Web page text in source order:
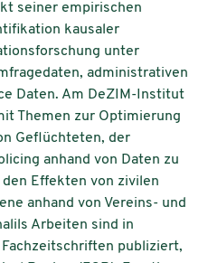
seiner empirischen
kausaler
unter
administrativen
Daten. Am DeZIM-Institut
Themen zur Optimierung
Geflüchteten, der
anhand von Daten zu
Effekten von zivilen
anhand von Vereins- und
Arbeiten sind in
publiziert,